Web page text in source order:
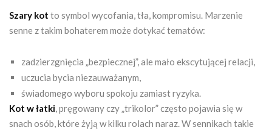
Szary kot to symbol wycofania, tła, kompromisu. Marzenie
senne z takim bohaterem może dotykać tematów:
zadzierzgnięcia „bezpiecznej”, ale mało ekscytującej relacji,
uczucia bycia niezauważanym,
świadomego wyboru spokoju zamiast ryzyka.
Kot w łatki , pręgowany czy „trikolor” często pojawia się w
snach osób, które żyją w kilku rolach naraz. W sennikach takie